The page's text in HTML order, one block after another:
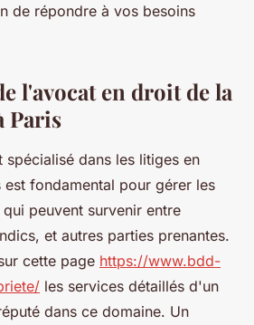
de répondre à vos besoins
l'avocat en droit de la
Paris
dans les litiges en
fondamental pour gérer les
peuvent survenir entre
et autres parties prenantes.
cette page https://www.bdd-
les services détaillés d'un
dans ce domaine. Un